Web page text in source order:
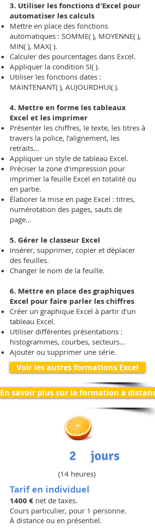
3. Utiliser les fonctions d'Excel pour
automatiser les calculs
Mettre en place des fonctions
automatiques : SOMME( ), MOYENNE( ),
MIN( ), MAX( ).
Calculer des pourcentages dans Excel.
Appliquer la condition SI( ).
Utiliser les fonctions dates :
MAINTENANT( ), AUJOURDHUI( ).
4. Mettre en forme les tableaux
Excel et les imprimer
Présenter les chiffres, le texte, les titres à
travers la police, l’alignement, les
retraits…
Appliquer un style de tableau Excel.
Préciser la zone d'impression pour
imprimer la feuille Excel en totalité ou
en partie.
Élaborer la mise en page Excel : titres,
numérotation des pages, sauts de
page...
5. Gérer le classeur Excel
Insérer, supprimer, copier et déplacer
des feuilles.
Changer le nom de la feuille.
6. Mettre en place des graphiques
Excel pour faire parler les chiffres
Créer un graphique Excel à partir d'un
tableau Excel.
Utiliser différentes présentations :
histogrammes, courbes, secteurs…
Ajouter ou supprimer une série.
Voir les autres formations Excel
En savoir plus sur la formation à distance
2 jours
(14 heures)
Tarif en individuel
1400 € net de taxes.
Cours particulier, pour 1 personne.
À distance ou en présentiel.